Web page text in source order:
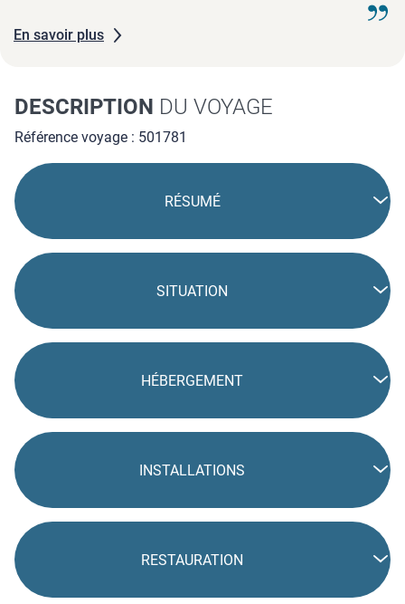
En savoir plus
DESCRIPTION DU VOYAGE
Référence voyage : 501781
RÉSUMÉ
SITUATION
HÉBERGEMENT
INSTALLATIONS
RESTAURATION